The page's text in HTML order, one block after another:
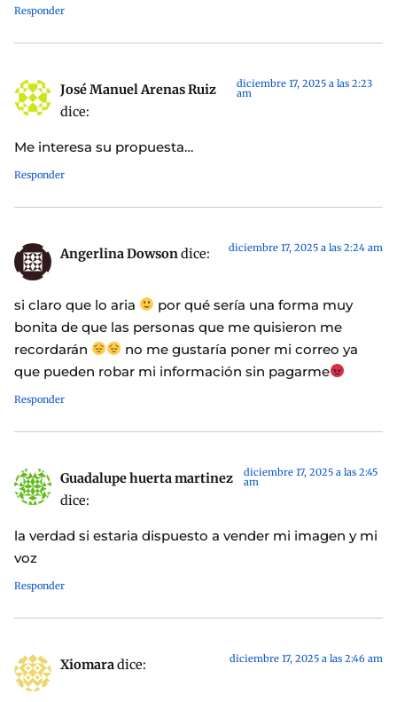
Responder
José Manuel Arenas Ruiz
dice:
diciembre 17, 2025 a las 2:23
am
Me interesa su propuesta…
Responder
Angerlina Dowsondice: diciembre 17, 2025 a las 2:24 am
si claro que lo aria
por qué sería una forma muy
bonita de que las personas que me quisieron me
recordarán
no me gustaría poner mi correo ya
que pueden robar mi información sin pagarme
Responder
Guadalupe huerta martinez
dice:
diciembre 17, 2025 a las 2:45
am
la verdad si estaria dispuesto a vender mi imagen y mi
voz
Responder
Xiomaradice: diciembre 17, 2025 a las 2:46 am